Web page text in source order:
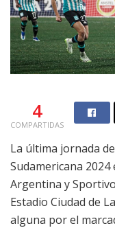
4
COMPARTIDAS
La última jornada
Sudamericana
Argentina y
Estadio Ciudad de
alguna por el